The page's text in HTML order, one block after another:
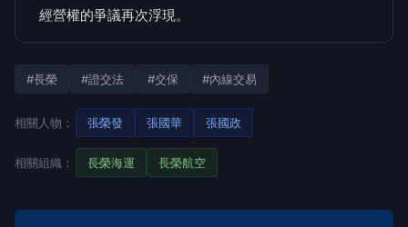
經營權的爭議再次浮現。
#長榮 #證交法 #交保 #內線交易
相關人物： 張榮發 張國華 張國政
相關組織： 長榮海運 長榮航空